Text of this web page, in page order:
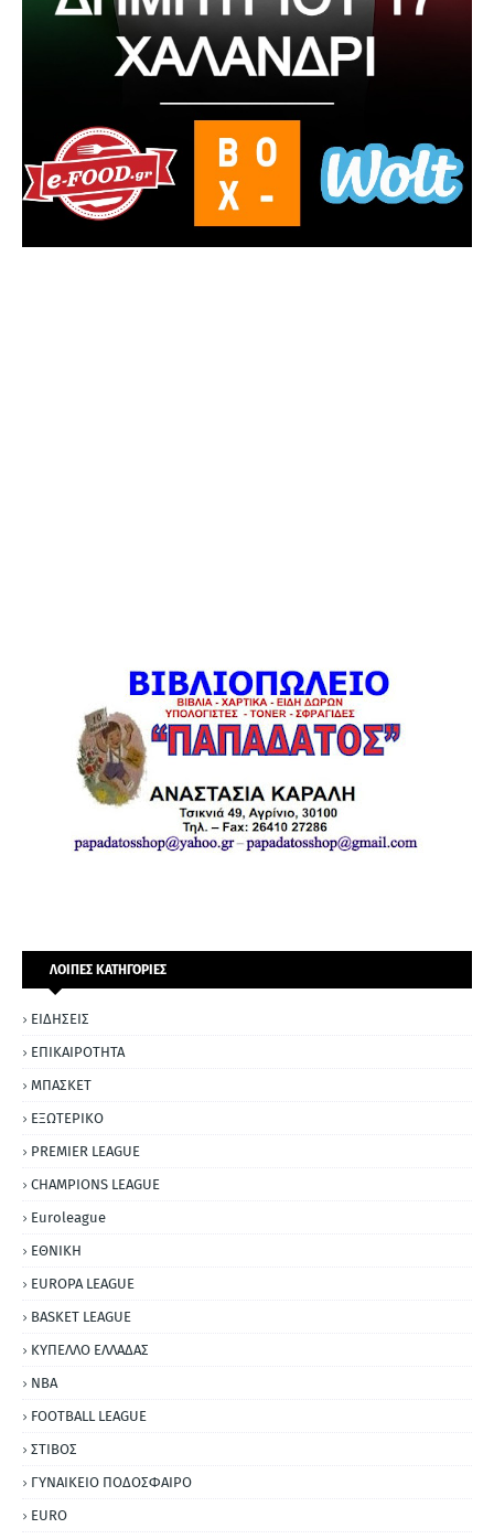
ΛΟΙΠΕΣ ΚΑΤΗΓΟΡΙΕΣ
ΕΙΔΗΣΕΙΣ
ΕΠΙΚΑΙΡΟΤΗΤΑ
ΜΠΑΣΚΕΤ
ΕΞΩΤΕΡΙΚΟ
PREMIER LEAGUE
CHAMPIONS LEAGUE
Euroleague
ΕΘΝΙΚΗ
EUROPA LEAGUE
BASKET LEAGUE
ΚΥΠΕΛΛΟ ΕΛΛΑΔΑΣ
NBA
FOOTBALL LEAGUE
ΣΤΙΒΟΣ
ΓΥΝΑΙΚΕΙΟ ΠΟΔΟΣΦΑΙΡΟ
EURO